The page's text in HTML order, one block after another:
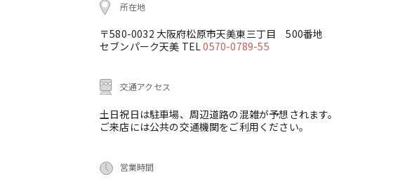
所在地
〒580-0032 大阪府松原市天美東三丁目 500番地
セブンパーク天美 TEL0570-0789-55
交通アクセス
土日祝日は駐車場、周辺道路の混雑が予想されます。
ご来店には公共の交通機関をご利用ください。
営業時間